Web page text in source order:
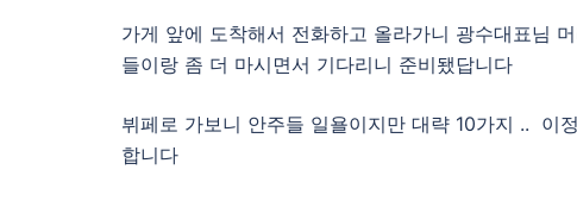
가게 앞에 도착해서 전화하고 올라가니 광수대표님
들이랑 좀 더 마시면서 기다리니 준비됐답니다
뷔페로 가보니 안주들 일욜이지만 대략 10가지 .. 이
합니다